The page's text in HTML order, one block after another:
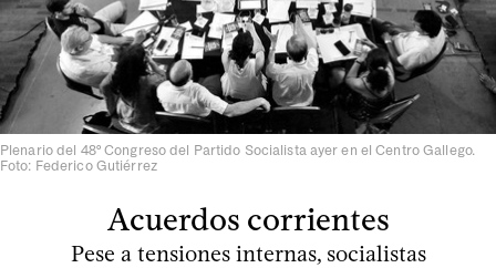
Plenario del 48º Congreso del Partido Socialista ayer en el Centro Gallego.
Foto: Federico Gutiérrez
Acuerdos corrientes
Pese a tensiones internas, socialistas